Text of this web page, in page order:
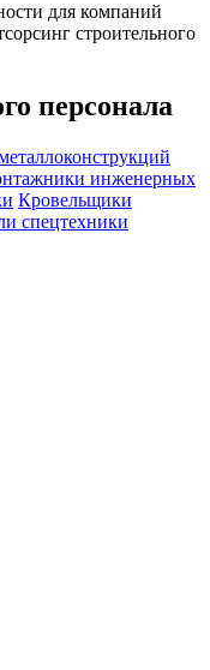
для компаний
строительного
персонала
инженерных
Кровельщики
спецтехники